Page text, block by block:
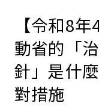
2026.04.29
【令和8年
動省的「